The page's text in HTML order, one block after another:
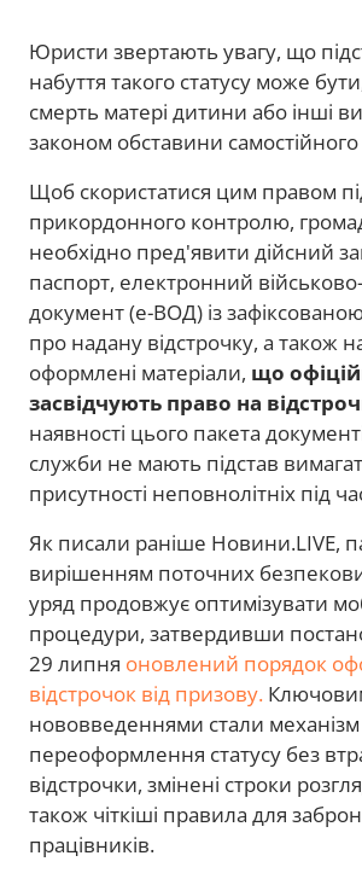
Юристи звертають увагу, що
набуття такого статусу може
смерть матері дитини або інші
законом обставини
Щоб скористатися цим правом
прикордонного контролю,
необхідно пред'явити дійсний
паспорт, електронний
документ (е-ВОД) із
про надану відстрочку, а також
оформлені матеріали, що
засвідчують право на
наявності цього пакета
служби не мають підстав
присутності неповнолітніх під
Як писали раніше Новини.LIVE,
вирішенням поточних
уряд продовжує оптимізувати
процедури, затвердивши
29 липня оновлений порядок
відстрочок від призову.
нововведеннями стали механізм
переоформлення статусу без
відстрочки, змінені строки
також чіткіші правила для
працівників.